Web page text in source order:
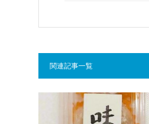
関連記事一覧